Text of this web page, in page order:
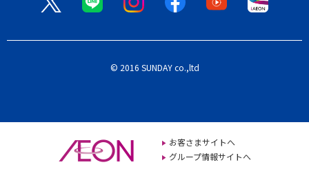
© 2016 SUNDAY co.,ltd
お客さまサイトへ
グループ情報サイトへ